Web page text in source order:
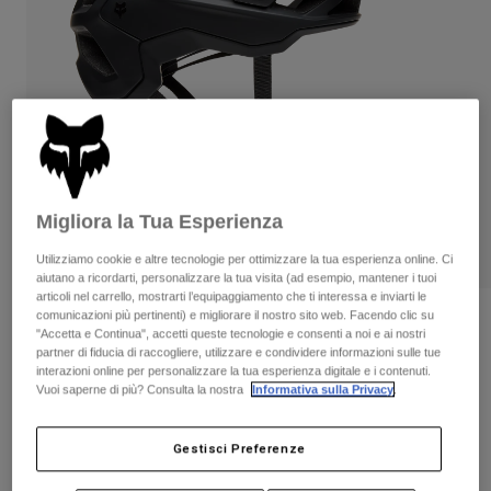
Pantaloni
Pantaloncini
Giacche
Guanti
Protezioni
Maschere
Calze
Parti di ricambio
Pantaloni
Guanti
Giacche
Calze
Borse e accessori
Parti di ricambio
Camicie
Vedi tutto
Donna
Giacche
Pantaloni & Pantaloncini
Camicie
Vedi tutto
Bambini
Protezioni
Maschere
Vedi tutto
Moto
Caschi
Maglie​
Pantaloni
Stivali
Protezioni
Guanti
Maschere
Recensioni
Casco Speedframe Solid
Migliora la Tua Esperienza
Utilizziamo cookie e altre tecnologie per ottimizzare la tua esperienza online. Ci
aiutano a ricordarti, personalizzare la tua visita (ad esempio, mantener i tuoi
articoli nel carrello, mostrarti l’equipaggiamento che ti interessa e inviarti le
comunicazioni più pertinenti) e migliorare il nostro sito web. Facendo clic su
"Accetta e Continua", accetti queste tecnologie e consenti a noi e ai nostri
partner di fiducia di raccogliere, utilizzare e condividere informazioni sulle tue
interazioni online per personalizzare la tua esperienza digitale e i contenuti.
Vuoi saperne di più? Consulta la nostra
Informativa sulla Privacy.
Gestisci Preferenze